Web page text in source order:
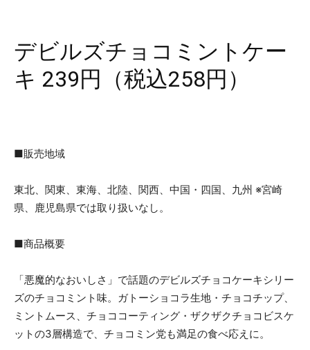
デビルズチョコミントケー
キ 239円（税込258円）
■販売地域
東北、関東、東海、北陸、関西、中国・四国、九州 ※宮崎
県、鹿児島県では取り扱いなし。
■商品概要
「悪魔的なおいしさ」で話題のデビルズチョコケーキシリー
ズのチョコミント味。ガトーショコラ生地・チョコチップ、
ミントムース、チョココーティング・ザクザクチョコビスケ
ットの3層構造で、チョコミン党も満足の食べ応えに。